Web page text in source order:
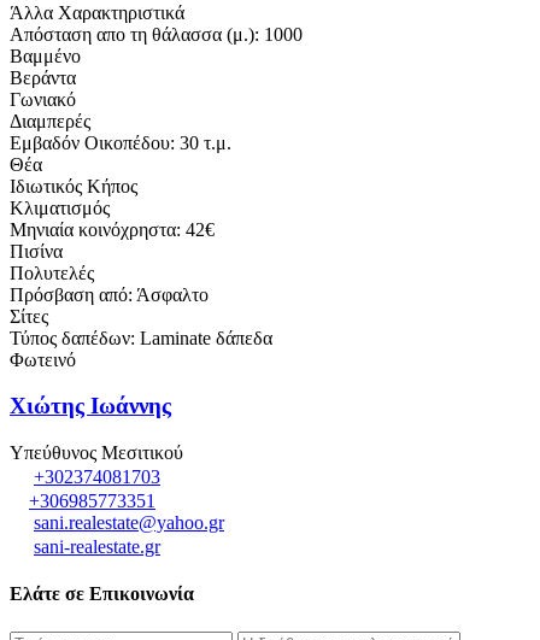
Άλλα Χαρακτηριστικά
Απόσταση απο τη θάλασσα (μ.): 1000
Βαμμένο
Βεράντα
Γωνιακό
Διαμπερές
Εμβαδόν Οικοπέδου: 30 τ.μ.
Θέα
Ιδιωτικός Κήπος
Κλιματισμός
Μηνιαία κοινόχρηστα: 42€
Πισίνα
Πολυτελές
Πρόσβαση από: Άσφαλτο
Σίτες
Τύπος δαπέδων: Laminate δάπεδα
Φωτεινό
Χιώτης Ιωάννης
Υπεύθυνος Μεσιτικού
+302374081703
+306985773351
sani.realestate@yahoo.gr
sani-realestate.gr
Ελάτε σε Επικοινωνία